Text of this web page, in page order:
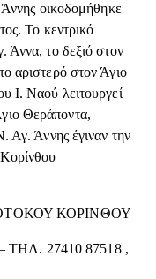
οικοδομήθηκε
Το κεντρικό
Άννα, το δεξιό στον
αριστερό στον Άγιο
Ι. Ναού λειτουργεί
Θεράποντα,
Αγ. Άννης έγιναν την
ΚΟΡΙΝΘΟΥ
27410 87518 ,